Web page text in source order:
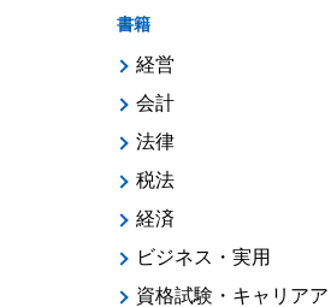
書籍
経営
会計
法律
税法
経済
ビジネス・実用
資格試験・キャリア